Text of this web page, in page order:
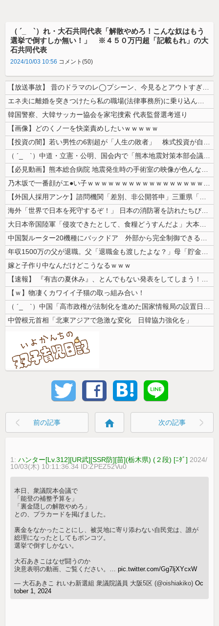
（ ´_ゝ`）れ・大石共同代表「解散やめろ！こんな奴はもう
選挙で倒すしか無い！」 ※４５０万円超「記載もれ」の大
石共同代表
2024/10/03 10:56 コメント(50)
【放送事故】 昔のドラマのレ◯プシーン、今見るとアウトすぎる・・・
エネ夫に離婚を突きつけたら私の職場(法律事務所)に乗り込んできた 堂々...
韓国警察、大韓サッカー協会を家宅捜索 代表監督選考巡り
【画像】どのくノ一を快楽責めしたいｗｗｗｗｗ
【投資の闇】若い男性の6割超が「人生の敗者」 株式投資が自信喪失の原因...
（ ´_ゝ`）中道・立憲・公明、国会内で「熊本地震対策本部会議」各省庁...
【必見動画】熊本総合病院 地震発生時の手術室の映像が色んな意味で衝撃的...
乃木坂で一番顔がエ●い子ｗｗｗｗｗｗｗｗｗｗｗｗｗｗｗｗｗｗｗ
【外国人採用アンケ】諮問機関「差別、非公開答申」三重県「差別に当たらず...
海外「世界で日本を死守するぞ！」 日本の消防署を訪れたちびっ子集団が世...
大日本帝国陸軍「侵攻できたとして、食糧どうすんだよ」大本営「現地調達」...
中国製ルーター20機種にバックドア 外部から完全制御できる機能が仕込ま...
年収1500万の父が退職。父「退職金も渡したよな？」母「貯金なんてない...
嫁と子作り中なんだけどこうなるｗｗｗ
【速報】 『有吉の夏休み』、とんでもない発表をしてしまう！！！！！
【ｗ】物凄くカワイイ子猫の取っ組み合い！
（ ´_ゝ`）中国「高市政権が法制化を進めた国家情報局の設置日が7月3...
中曽根元首相「北東アジアで急激な変化 日韓協力強化を」
前の記事 home 次の記事
1:ハンター[Lv.312][UR武][SSR防][苗](栃木県) (２段) [ﾆﾀﾞ] 2024/
10/03(木) 10:11:36.34 ID:ZPEZ52Vu0
本日、衆議院本会議で
「能登の補整予算を」
「裏金隠しの解散やめろ」
との、プラカードを掲げました。
裏金をなかったことにし、被災地に寄り添わない自民党は、誰が
総理になったとしてもポンコツ。
選挙で倒すしかない。
大石あきこはなぜ闘うのか
決意表明の動画、ご覧ください。…pic.twitter.com/Gg7ljXYcxW
— 大石あきこ れいわ新選組 衆議院議員 大阪5区 (@oishiakiko)Oc
tober 1, 2024